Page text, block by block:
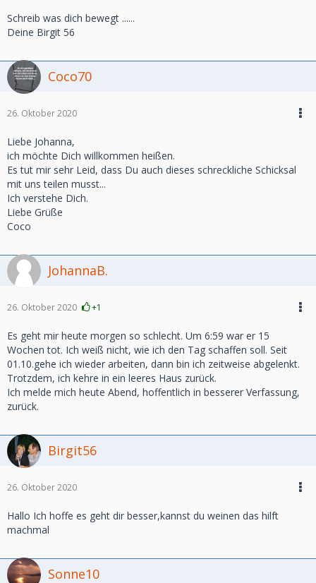
Schreib was dich bewegt ......
Deine Birgit 56
Coco70
26. Oktober 2020
Liebe Johanna,
ich möchte Dich willkommen heißen.
Es tut mir sehr Leid, dass Du auch dieses schreckliche Schicksal
mit uns teilen musst...
Ich verstehe Dich.
Liebe Grüße
Coco
JohannaB.
26. Oktober 2020 +1
Es geht mir heute morgen so schlecht. Um 6:59 war er 15
Wochen tot. Ich weiß nicht, wie ich den Tag schaffen soll. Seit
01.10.gehe ich wieder arbeiten, dann bin ich zeitweise abgelenkt.
Trotzdem, ich kehre in ein leeres Haus zurück.
Ich melde mich heute Abend, hoffentlich in besserer Verfassung,
zurück.
Birgit56
26. Oktober 2020
Hallo Ich hoffe es geht dir besser,kannst du weinen das hilft
machmal
Sonne10